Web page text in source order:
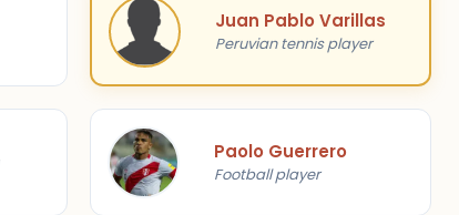
Juan Pablo Varillas
Peruvian tennis player
Paolo Guerrero
Football player